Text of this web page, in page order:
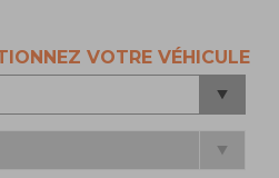
VOTRE VÉHICULE